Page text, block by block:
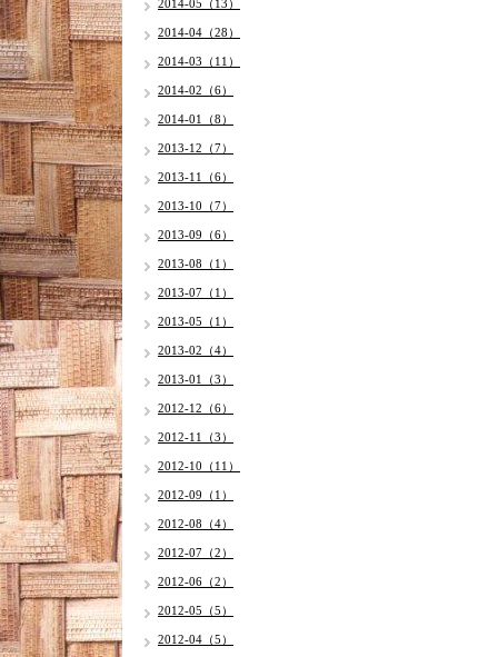
2014-05（13）
2014-04（28）
2014-03（11）
2014-02（6）
2014-01（8）
2013-12（7）
2013-11（6）
2013-10（7）
2013-09（6）
2013-08（1）
2013-07（1）
2013-05（1）
2013-02（4）
2013-01（3）
2012-12（6）
2012-11（3）
2012-10（11）
2012-09（1）
2012-08（4）
2012-07（2）
2012-06（2）
2012-05（5）
2012-04（5）